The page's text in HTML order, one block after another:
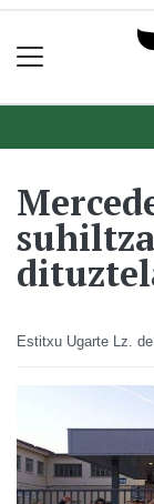
Estitxu Ugarte Lz.